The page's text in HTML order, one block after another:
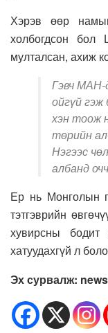
Хэрэв өөр
холбогдсон бол
мулталсан, ахиж
Гэвч МАН-
ойгүй гэж
хэн тоож
төрийн
Нэгээс
албанд
Ер нь Монголын
тэтгэврийн
хувирсны
хатуудахгүй л
Эх сурвалж: